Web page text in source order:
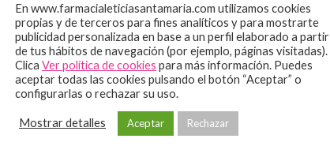
En www.farmacialeticiasantamaria.com utilizamos cookies
propias y de terceros para fines analíticos y para mostrarte
publicidad personalizada en base a un perfil elaborado a partir
de tus hábitos de navegación (por ejemplo, páginas visitadas).
Clica Ver política de cookies para más información. Puedes
aceptar todas las cookies pulsando el botón “Aceptar” o
configurarlas o rechazar su uso.
Mostrar detalles Aceptar Rechazar